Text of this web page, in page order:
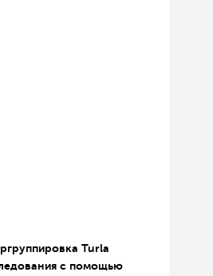
Turla
с помощью